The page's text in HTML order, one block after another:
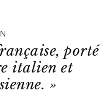
porté
italien et
»